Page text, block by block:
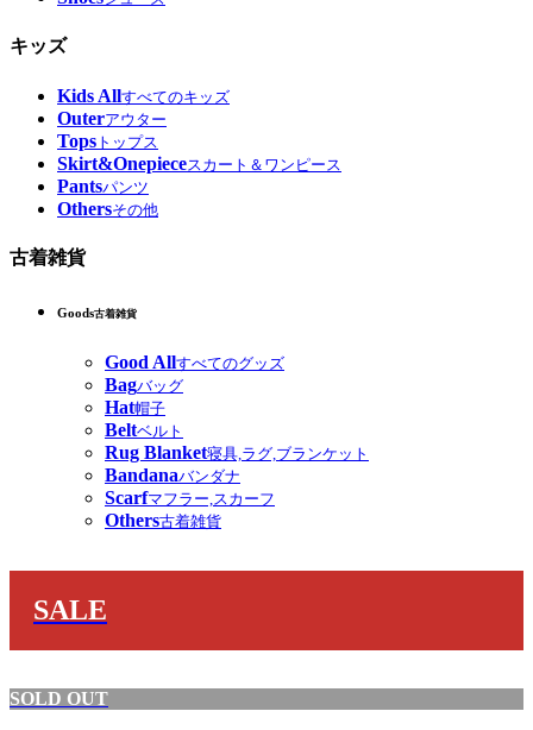
キッズ
Kids Allすべてのキッズ
Outerアウター
Tops トップス
Skirt&Onepieceスカート＆ワンピース
Pantsパンツ
Othersその他
古着雑貨
Goods古着雑貨
Good Allすべてのグッズ
Bagバッグ
Hat帽子
Beltベルト
Rug Blanket寝具,ラグ,ブランケット
Bandanaバンダナ
Scarfマフラー,スカーフ
Others古着雑貨
SALE
SOLD OUT